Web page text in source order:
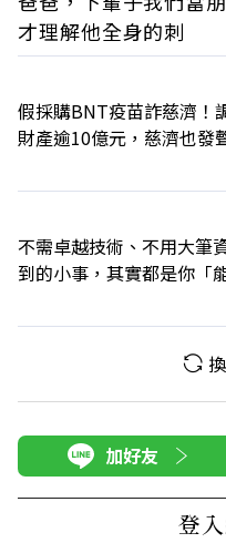
才理解他全身的刺
假採購BNT疫苗詐慈濟！
財產逾10億元，慈濟也發
不需卓越技術、不用大筆
到的小事，其實都是你「
加好友
登